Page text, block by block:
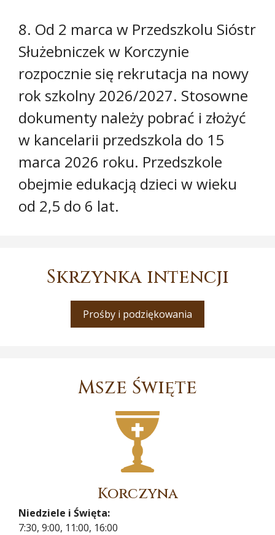
8. Od 2 marca w Przedszkolu Sióstr
Służebniczek w Korczynie
rozpocznie się rekrutacja na nowy
rok szkolny 2026/2027. Stosowne
dokumenty należy pobrać i złożyć
w kancelarii przedszkola do 15
marca 2026 roku. Przedszkole
obejmie edukacją dzieci w wieku
od 2,5 do 6 lat.
Skrzynka intencji
Prośby i podziękowania
Msze Święte
Korczyna
Niedziele i Święta:
7:30, 9:00, 11:00, 16:00